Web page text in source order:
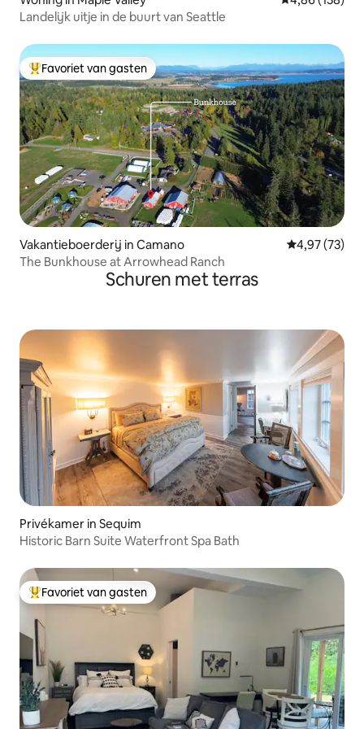
Landelijk uitje in de buurt van Seattle
Topfavoriet van gasten
Favoriet van gasten
Vakantieboerderij in Camano Gemiddelde
4,97 (73)
The Bunkhouse at Arrowhead Ranch
Schuren met terras
Privékamer in Sequim
Historic Barn Suite Waterfront Spa Bath
Topfavoriet van gasten
Favoriet van gasten